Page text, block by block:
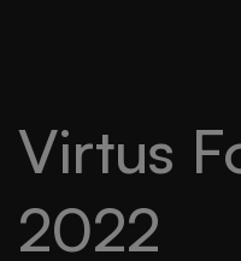
Virtus
2022